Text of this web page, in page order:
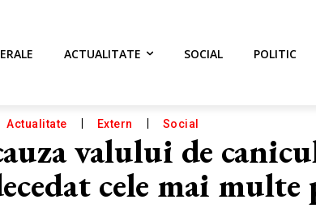
ACTUALITATE SOCIAL POLITIC
Actualitate Extern Social
valului de
cele mai multe